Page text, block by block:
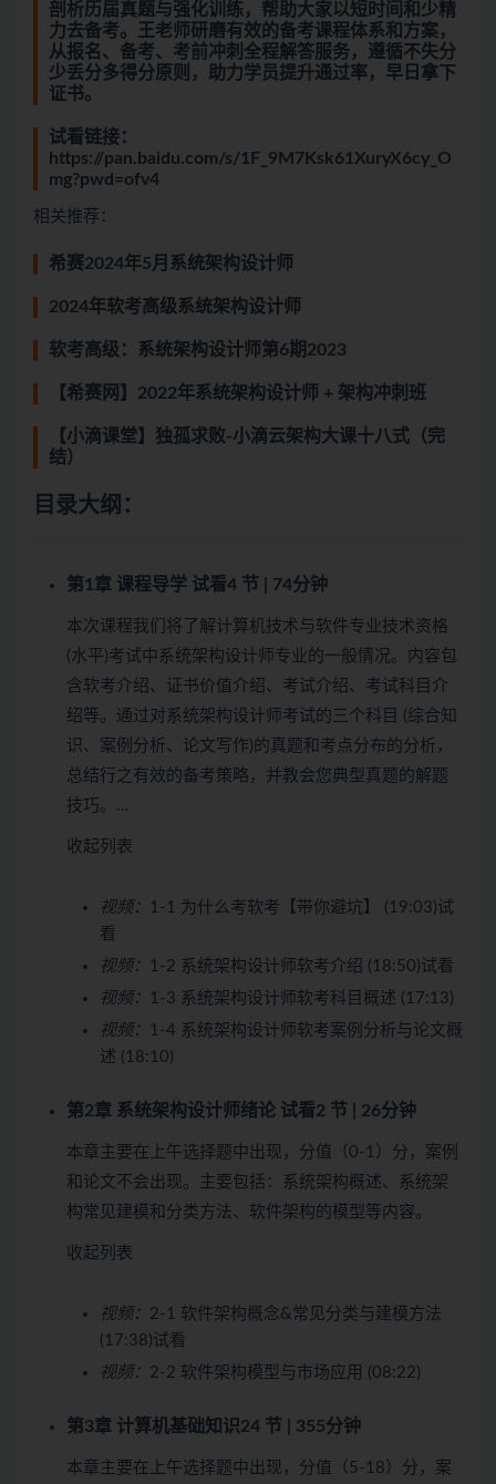
剖析历届真题与强化训练，帮助大家以短时间和少精
力去备考。王老师研磨有效的备考课程体系和方案，
从报名、备考、考前冲刺全程解答服务，遵循不失分
少丢分多得分原则，助力学员提升通过率，早日拿下
证书。
试看链接：
https://pan.baidu.com/s/1F_9M7Ksk61XuryX6cy_O
mg?pwd=ofv4
相关推荐：
希赛2024年5月系统架构设计师
2024年软考高级系统架构设计师
软考高级：系统架构设计师第6期2023
【希赛网】2022年系统架构设计师 + 架构冲刺班
【小滴课堂】独孤求败-小滴云架构大课十八式（完
结）
目录大纲：
第1章 课程导学 试看4 节 | 74分钟
本次课程我们将了解计算机技术与软件专业技术资格
(水平)考试中系统架构设计师专业的一般情况。内容包
含软考介绍、证书价值介绍、考试介绍、考试科目介
绍等。通过对系统架构设计师考试的三个科目 (综合知
识、案例分析、论文写作)的真题和考点分布的分析，
总结行之有效的备考策略，并教会您典型真题的解题
技巧。…
收起列表
视频： 1-1 为什么考软考【带你避坑】 (19:03)试
看
视频：
1-2 系统架构设计师软考介绍 (18:50)试看
视频：
1-3 系统架构设计师软考科目概述 (17:13)
视频：
1-4 系统架构设计师软考案例分析与论文概
述 (18:10)
第2章 系统架构设计师绪论 试看2 节 | 26分钟
本章主要在上午选择题中出现，分值（0-1）分，案例
和论文不会出现。主要包括：系统架构概述、系统架
构常见建模和分类方法、软件架构的模型等内容。
收起列表
视频： 2-1 软件架构概念&常见分类与建模方法
(17:38)试看
视频： 2-2 软件架构模型与市场应用 (08:22)
第3章 计算机基础知识24 节 | 355分钟
本章主要在上午选择题中出现，分值（5-18）分，案